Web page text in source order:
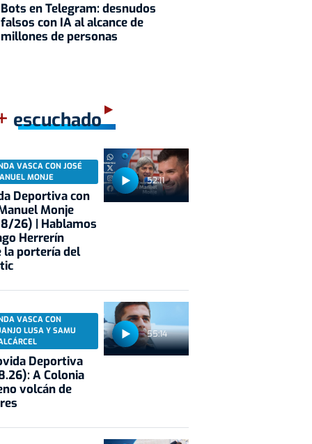
Bots en Telegram: desnudos
falsos con IA al alcance de
millones de personas
escuchado
52:11
VASCA CON JOSÉ
MONJE
Deportiva con
Monje
26) | Hablamos
Herrerín
la portería del
55:14
VASCA CON
LUSA Y SAMU
Deportiva
A Colonia
volcán de